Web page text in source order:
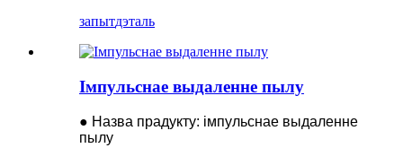
запытдэталь
Імпульснае выдаленне пылу
● Назва прадукту: імпульснае выдаленне
пылу